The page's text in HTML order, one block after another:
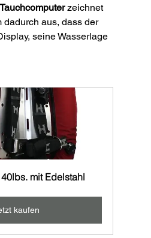
zeichnet
dadurch aus, dass der
seine Wasserlage
mit Edelstahl
kaufen